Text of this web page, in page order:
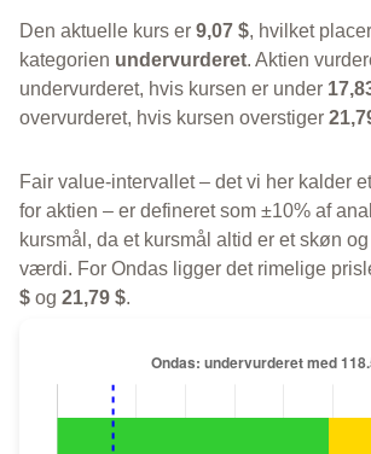
Den aktuelle kurs er 9,07 $, hvilket
kategorien undervurderet. Aktien
undervurderet, hvis kursen er under
overvurderet, hvis kursen overstiger
Fair value-intervallet – det vi her kalder
for aktien – er defineret som ±10% af
kursmål, da et kursmål altid er et skøn
værdi. For Ondas ligger det rimelige
$ og 21,79 $.